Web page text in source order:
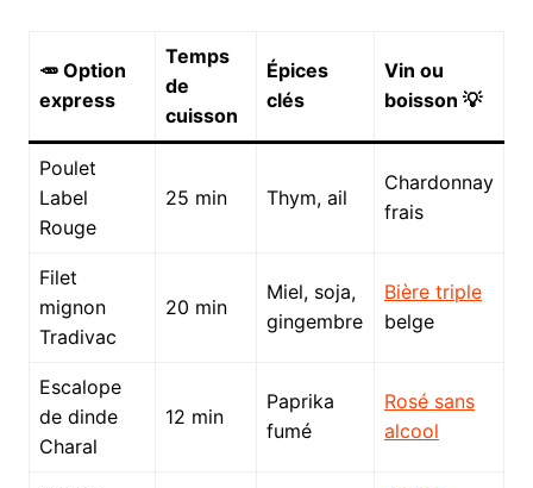
🥕 Option
express
Temps
de
cuisson
Épices
clés
Vin ou
boisson 💡
Poulet
Label
Rouge
25 min Thym, ail
Chardonnay
frais
Filet
mignon
Tradivac
20 min
Miel, soja,
gingembre
Bière triple
belge
Escalope
de dinde
Charal
12 min
Paprika
fumé
Rosé sans
alcool